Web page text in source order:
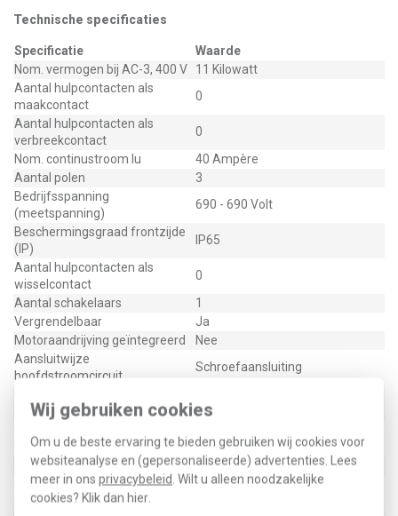
Wij gebruiken cookies
Om u de beste ervaring te bieden gebruiken wij cookies voor
websiteanalyse en (gepersonaliseerde) advertenties. Lees
meer in ons privacybeleid . Wilt u alleen noodzakelijke
cookies? Klik dan hier
Technische specificaties
Specificatie
Waarde
Nom. vermogen bij AC-3, 400 V
11 Kilowatt
Aantal hulpcontacten als
maakcontact
0
Aantal hulpcontacten als
verbreekcontact
0
Nom. continustroom Iu
40 Ampère
Aantal polen
3
Bedrijfsspanning
(meetspanning)
690 - 690 Volt
Beschermingsgraad frontzijde
(IP)
IP65
Aantal hulpcontacten als
wisselcontact
0
Aantal schakelaars
1
Vergrendelbaar
Ja
Motoraandrijving geïntegreerd
Nee
Aansluitwijze
hoofdstroomcircuit
Schroefaansluiting
noodstopinrichting
bedieningselement
Tuimelaar
Uitvoering als hoofdschakelaar
Nee
Uitvoering als
veiligheidsschakelaar